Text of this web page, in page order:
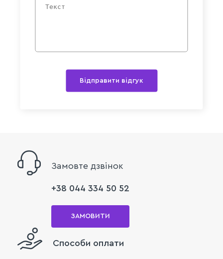
Відправити відгук
Замовте дзвінок
+38 044 334 50 52
ЗАМОВИТИ
Способи оплати